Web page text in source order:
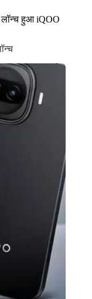
लॉन्च हुआ iQOO